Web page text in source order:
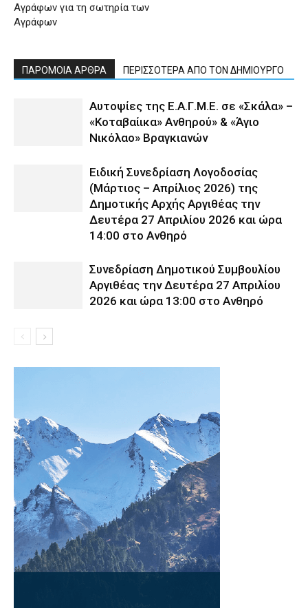
Αγράφων για τη σωτηρία των
Αγράφων
ΠΑΡΟΜΟΙΑ ΑΡΘΡΑ ΠΕΡΙΣΣΟΤΕΡΑ ΑΠΟ ΤΟΝ ΔΗΜΙΟΥΡΓΟ
Αυτοψίες της Ε.Α.Γ.Μ.Ε. σε «Σκάλα» –
«Κοταβαίικα» Ανθηρού» & «Άγιο
Νικόλαο» Βραγκιανών
Ειδική Συνεδρίαση Λογοδοσίας
(Μάρτιος – Απρίλιος 2026) της
Δημοτικής Αρχής Αργιθέας την
Δευτέρα 27 Απριλίου 2026 και ώρα
14:00 στο Ανθηρό
Συνεδρίαση Δημοτικού Συμβουλίου
Αργιθέας την Δευτέρα 27 Απριλίου
2026 και ώρα 13:00 στο Ανθηρό